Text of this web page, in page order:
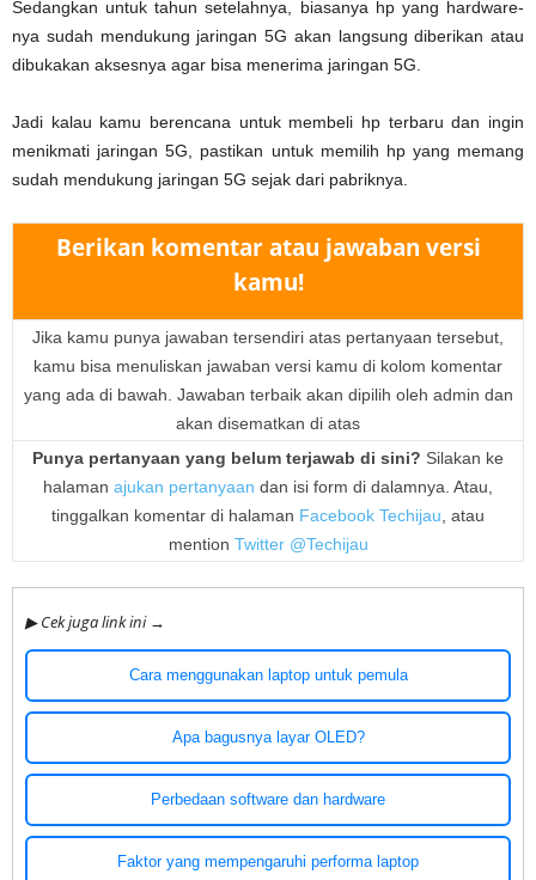
Sedangkan untuk tahun setelahnya, biasanya hp yang hardware-
nya sudah mendukung jaringan 5G akan langsung diberikan atau
dibukakan aksesnya agar bisa menerima jaringan 5G.
Jadi kalau kamu berencana untuk membeli hp terbaru dan ingin
menikmati jaringan 5G, pastikan untuk memilih hp yang memang
sudah mendukung jaringan 5G sejak dari pabriknya.
Berikan komentar atau jawaban versi
kamu!
Jika kamu punya jawaban tersendiri atas pertanyaan tersebut,
kamu bisa menuliskan jawaban versi kamu di kolom komentar
yang ada di bawah. Jawaban terbaik akan dipilih oleh admin dan
akan disematkan di atas
Punya pertanyaan yang belum terjawab di sini? Silakan ke
halaman ajukan pertanyaan dan isi form di dalamnya. Atau,
tinggalkan komentar di halaman Facebook Techijau , atau
mention Twitter @Techijau
▶ Cek juga link ini →
Cara menggunakan laptop untuk pemula
Apa bagusnya layar OLED?
Perbedaan software dan hardware
Faktor yang mempengaruhi performa laptop